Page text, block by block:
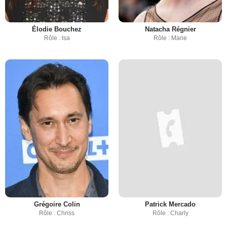
Élodie Bouchez
Rôle : Isa
Natacha Régnier
Rôle : Marie
Grégoire Colin
Rôle : Chriss
Patrick Mercado
Rôle : Charly